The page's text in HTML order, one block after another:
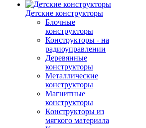
Детские конструкторы
Блочные
конструкторы
Конструкторы - на
радиоуправлении
Деревянные
конструкторы
Металлические
конструкторы
Магнитные
конструкторы
Конструкторы из
мягкого материала